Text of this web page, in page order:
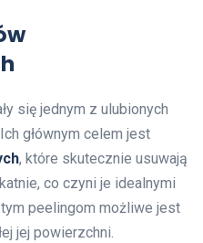
się jednym z ulubionych
głównym celem jest
, które skutecznie usuwają
co czyni je idealnymi
peelingom możliwe jest
jej powierzchni.